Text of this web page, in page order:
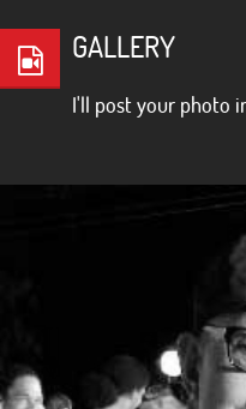
GALLERY
I'll post your photo